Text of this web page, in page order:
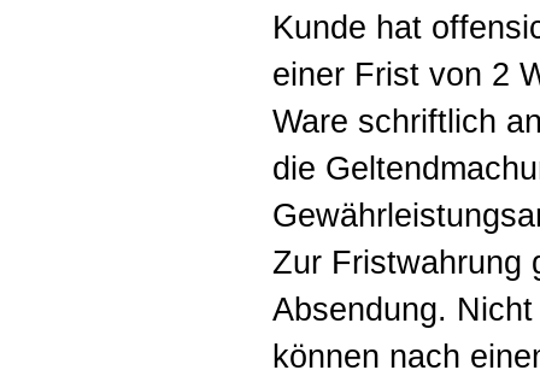
Kunde hat
einer Frist von 2
Ware schriftlich
die
Zur Fristwahrung
Absendung.
können nach